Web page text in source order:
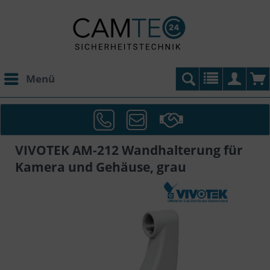
Menü
VIVOTEK AM-212 Wandhalterung für
Kamera und Gehäuse, grau